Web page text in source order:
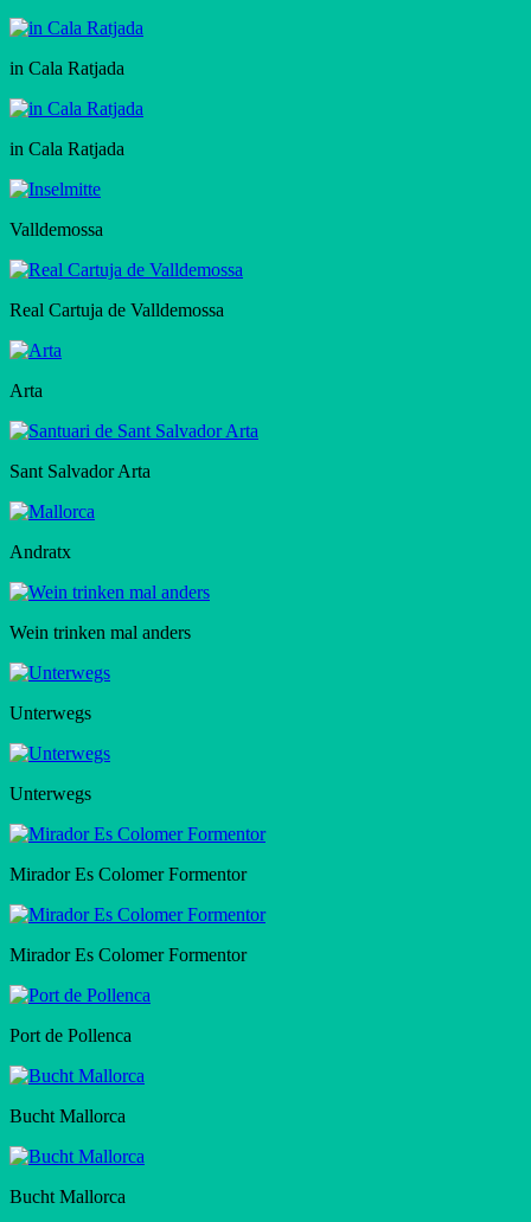
in Cala Ratjada
in Cala Ratjada
Valldemossa
Real Cartuja de Valldemossa
Arta
Sant Salvador Arta
Andratx
Wein trinken mal anders
Unterwegs
Unterwegs
Mirador Es Colomer Formentor
Mirador Es Colomer Formentor
Port de Pollenca
Bucht Mallorca
Bucht Mallorca